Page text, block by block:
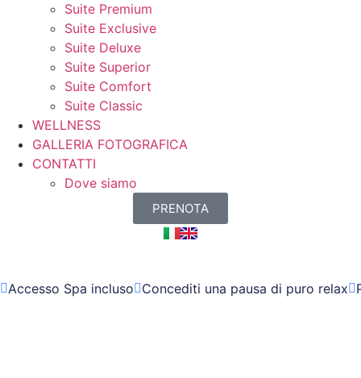
Suite Premium
Suite Exclusive
Suite Deluxe
Suite Superior
Suite Comfort
Suite Classic
WELLNESS
GALLERIA FOTOGRAFICA
CONTATTI
Dove siamo
PRENOTA
Accesso Spa incluso Concediti una pausa di puro relax